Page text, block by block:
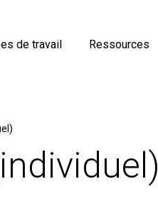
de travail Ressources